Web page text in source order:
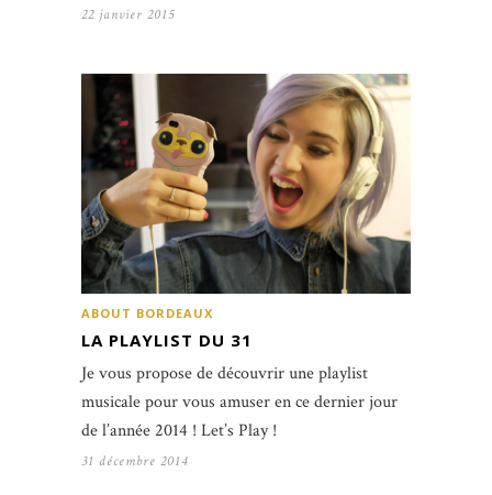
22 janvier 2015
ABOUT BORDEAUX
LA PLAYLIST DU 31
Je vous propose de découvrir une playlist
musicale pour vous amuser en ce dernier jour
de l’année 2014 ! Let’s Play !
31 décembre 2014